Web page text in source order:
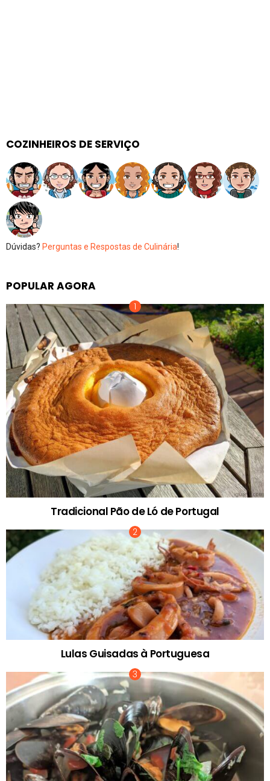
COZINHEIROS DE SERVIÇO
Dúvidas? Perguntas e Respostas de Culinária!
POPULAR AGORA
Tradicional Pão de Ló de Portugal
Lulas Guisadas à Portuguesa